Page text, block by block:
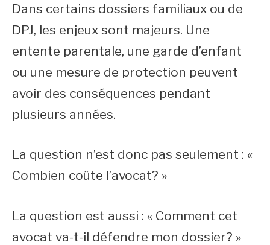
Dans certains dossiers familiaux ou de
DPJ, les enjeux sont majeurs. Une
entente parentale, une garde d’enfant
ou une mesure de protection peuvent
avoir des conséquences pendant
plusieurs années.
La question n’est donc pas seulement : «
Combien coûte l’avocat? »
La question est aussi : « Comment cet
avocat va-t-il défendre mon dossier? »